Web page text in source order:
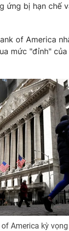
lai
ứng bị hạn chế
of America
mức "đỉnh"
America kỳ